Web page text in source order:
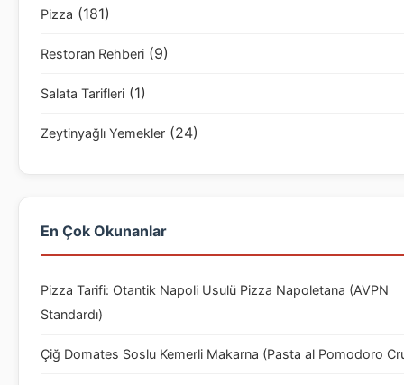
Pizza (181)
Restoran Rehberi (9)
Salata Tarifleri (1)
Zeytinyağlı Yemekler (24)
En Çok Okunanlar
Pizza Tarifi: Otantik Napoli Usulü Pizza Napoletana (AVPN
Standardı)
Çiğ Domates Soslu Kemerli Makarna (Pasta al Pomodoro